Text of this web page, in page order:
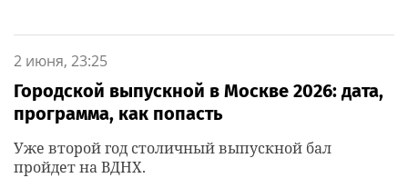
2 июня, 23:25
Городской выпускной в Москве 2026: дата,
программа, как попасть
Уже второй год столичный выпускной бал
пройдет на ВДНХ.